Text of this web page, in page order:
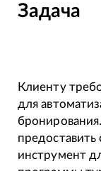
Задача
Клиенту
для
инструмент